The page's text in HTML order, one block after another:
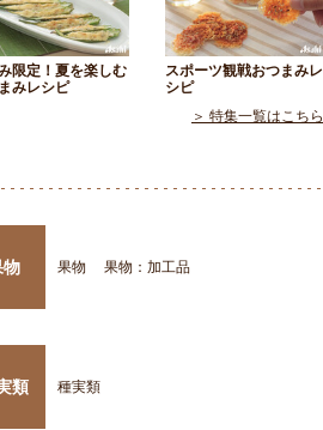
限定！夏を楽しむ
みレシピ
スポーツ観戦おつまみレ
シピ
＞ 特集一覧はこちら
物 果物 果物：加工品
類 種実類